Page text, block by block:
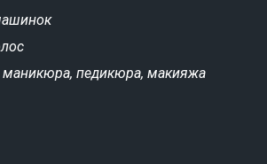
педикюра, макияжа